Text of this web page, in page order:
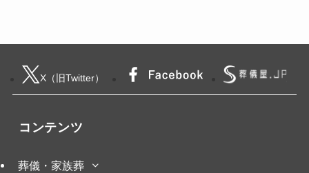
X（旧Twitter）
コンテンツ
葬儀・家族葬